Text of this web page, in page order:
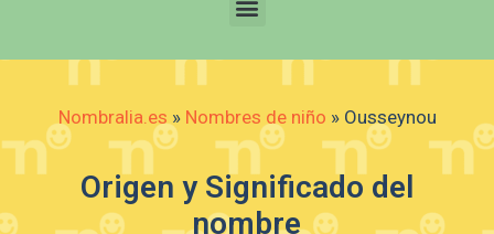
Nombralia.es » Nombres de niño » Ousseynou
Origen y Significado del
nombre